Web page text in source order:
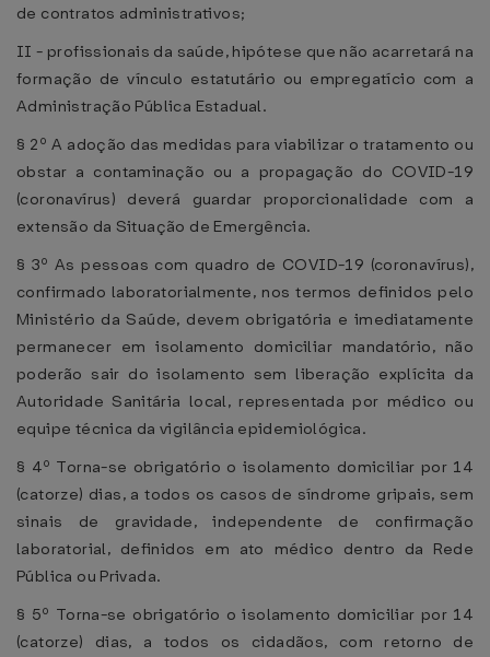
de contratos administrativos;
II - profissionais da saúde, hipótese que não acarretará na
formação de vínculo estatutário ou empregatício com a
Administração Pública Estadual.
§ 2º A adoção das medidas para viabilizar o tratamento ou
obstar a contaminação ou a propagação do COVID-19
(coronavírus) deverá guardar proporcionalidade com a
extensão da Situação de Emergência.
§ 3º As pessoas com quadro de COVID-19 (coronavírus),
confirmado laboratorialmente, nos termos definidos pelo
Ministério da Saúde, devem obrigatória e imediatamente
permanecer em isolamento domiciliar mandatório, não
poderão sair do isolamento sem liberação explícita da
Autoridade Sanitária local, representada por médico ou
equipe técnica da vigilância epidemiológica.
§ 4º Torna-se obrigatório o isolamento domiciliar por 14
(catorze) dias, a todos os casos de síndrome gripais, sem
sinais de gravidade, independente de confirmação
laboratorial, definidos em ato médico dentro da Rede
Pública ou Privada.
§ 5º Torna-se obrigatório o isolamento domiciliar por 14
(catorze) dias, a todos os cidadãos, com retorno de